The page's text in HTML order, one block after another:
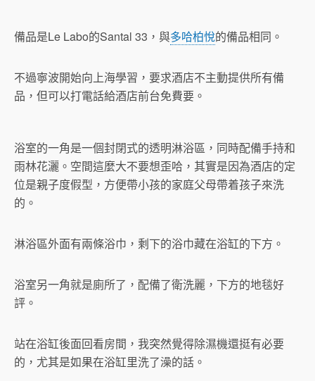
備品是Le Labo的Santal 33，與多哈柏悅的備品相同。
不過寧波開始向上海學習，要求酒店不主動提供所有備
品，但可以打電話給酒店前台免費要。
浴室的一角是一個封閉式的透明淋浴區，同時配備手持和
雨林花灑。空間這麼大不要想歪哈，其實是因為酒店的定
位是親子度假型，方便帶小孩的家庭父母帶着孩子來洗
的。
淋浴區外面有兩條浴巾，剩下的浴巾藏在浴缸的下方。
浴室另一角就是廁所了，配備了衛洗麗，下方的地毯好
評。
站在浴缸後面回看房間，我突然覺得除濕機還挺有必要
的，尤其是如果在浴缸里洗了澡的話。